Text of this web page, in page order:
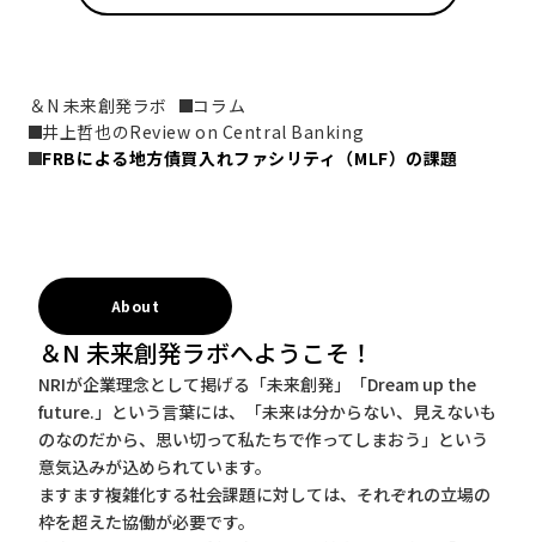
＆N 未来創発ラボ
コラム
井上哲也のReview on Central Banking
FRBによる地方債買入れファシリティ（MLF）の課題
About
＆N 未来創発ラボへようこそ！
NRIが企業理念として掲げる「未来創発」「Dream up the
future.」という言葉には、「未来は分からない、見えないも
のなのだから、思い切って私たちで作ってしまおう」という
意気込みが込められています。
ますます複雑化する社会課題に対しては、それぞれの立場の
枠を超えた協働が必要です。